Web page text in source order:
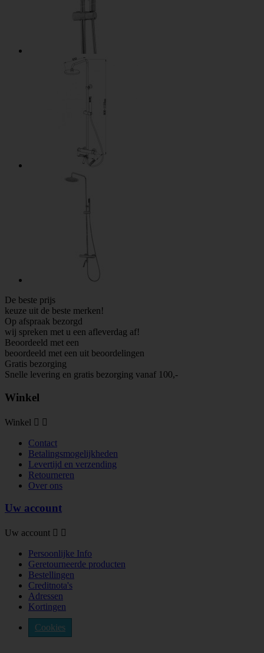
De beste prijs
keuze uit de beste merken!
Op afspraak bezorgd
wij spreken met u een afleverdag af!
Beoordeeld met een
beoordeeld met een uit beoordelingen
Gratis bezorging
Snelle levering en gratis bezorging vanaf 100,-
Winkel
Winkel  
Contact
Betalingsmogelijkheden
Levertijd en verzending
Retourneren
Over ons
Uw account
Uw account  
Persoonlijke Info
Geretourneerde producten
Bestellingen
Creditnota's
Adressen
Kortingen
Cookies